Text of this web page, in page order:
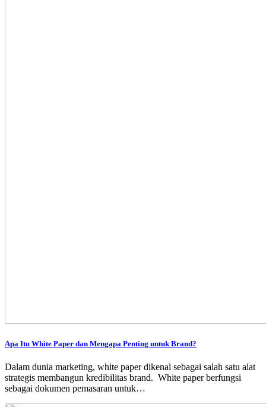
Apa Itu White Paper dan Mengapa Penting untuk Brand?
Dalam dunia marketing, white paper dikenal sebagai salah satu alat
strategis membangun kredibilitas brand. White paper berfungsi
sebagai dokumen pemasaran untuk…